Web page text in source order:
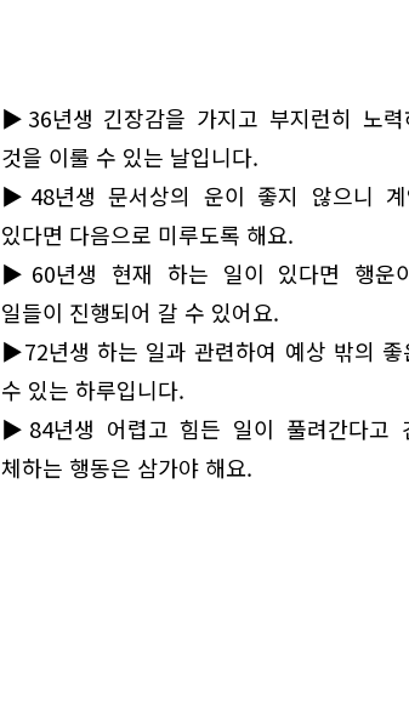
▶36년생 긴장감을 가지고 부지런히 노력
것을 이룰 수 있는 날입니다.
▶48년생 문서상의 운이 좋지 않으니
있다면 다음으로 미루도록 해요.
▶60년생 현재 하는 일이 있다면 행운
일들이 진행되어 갈 수 있어요.
▶72년생 하는 일과 관련하여 예상 밖의 좋
수 있는 하루입니다.
▶84년생 어렵고 힘든 일이 풀려간다고
체하는 행동은 삼가야 해요.